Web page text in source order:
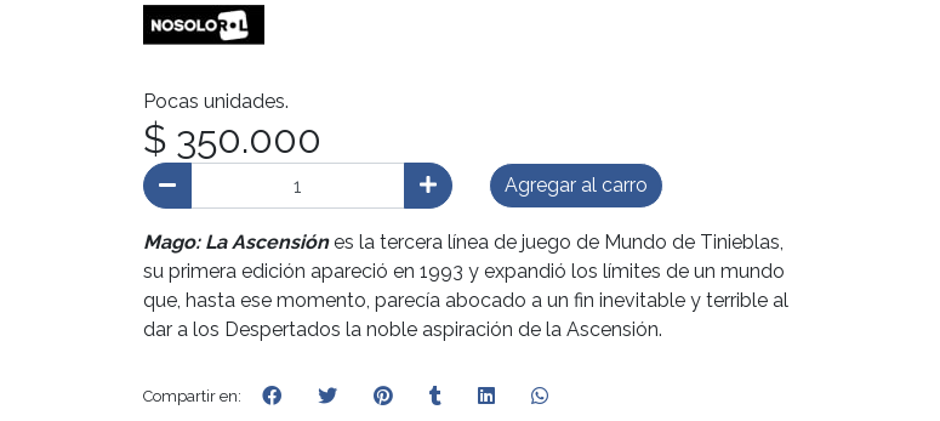
Pocas unidades.
$ 350.000
Agregar al carro
Mago: La Ascensiónes la tercera línea de juego de Mundo de Tinieblas,
su primera edición apareció en 1993 y expandió los límites de un mundo
que, hasta ese momento, parecía abocado a un fin inevitable y terrible al
dar a los Despertados la noble aspiración de la Ascensión.
Compartir en: